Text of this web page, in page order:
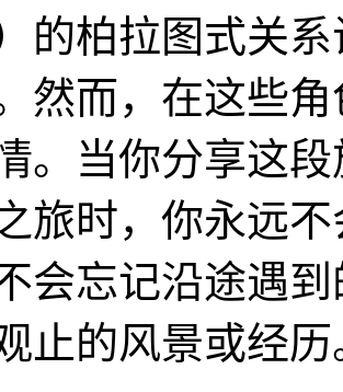
的柏拉图式关
然而，在这些
。当你分享这
旅时，你永远
会忘记沿途遇
止的风景或经